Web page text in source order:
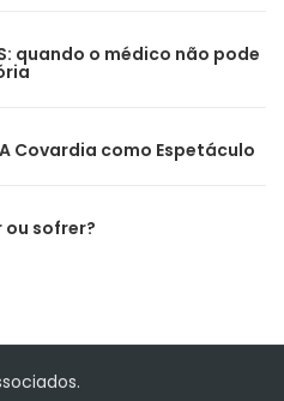
quando o médico não pode
Covardia como Espetáculo
ou sofrer?